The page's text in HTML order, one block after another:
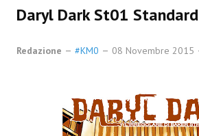
Contest
Spazio Cagliostro@Lucca 2014
Daryl Dark St01 Standard
Redazione #KM0 08 Novembre 2015